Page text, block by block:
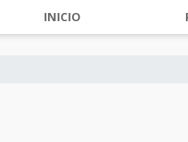
INICIO